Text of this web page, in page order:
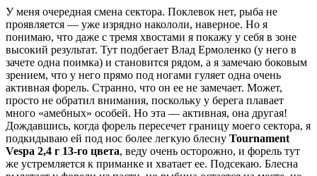
У меня очередная смена сектора. Поклевок нет, рыба не
проявляется — уже изрядно накололи, наверное. Но я
понимаю, что даже с тремя хвостами я покажу у себя в зоне
высокий результат. Тут подбегает Влад Ермоленко (у него в
зачете одна поимка) и становится рядом, а я замечаю боковым
зрением, что у него прямо под ногами гуляет одна очень
активная форель. Странно, что он ее не замечает. Может,
просто не обратил внимания, поскольку у берега плавает
много «амебных» особей. Но эта — активная, она другая!
Дождавшись, когда форель пересечет границу моего сектора, я
подкидываю ей под нос более легкую блесну Tournament
Vespa 2,4 г 13-го цвета, веду очень осторожно, и форель тут
же устремляется к приманке и хватает ее. Подсекаю. Блесна